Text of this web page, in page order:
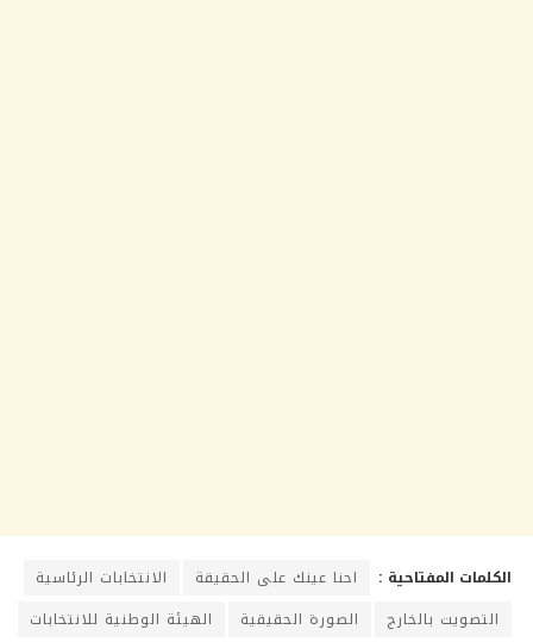
الكلمات المفتاحية : احنا عينك على الحقيقة
الانتخابات الرئاسية
التصويت بالخارج
الصورة الحقيقية الهيئة الوطنية للانتخابات